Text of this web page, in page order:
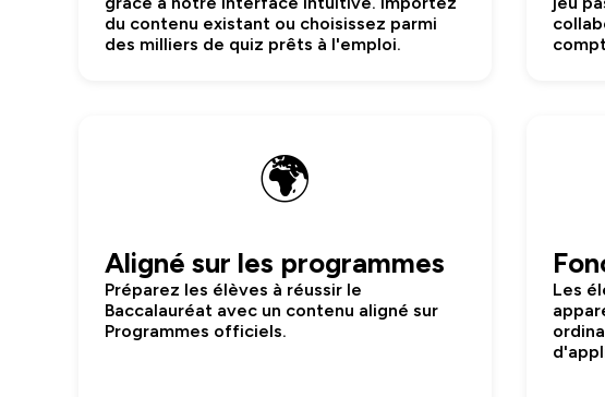
du contenu existant ou choisissez parmi
des milliers de quiz prêts à l'emploi.
🌍
Aligné sur les programmes
Préparez les élèves à réussir le
Baccalauréat avec un contenu aligné sur
Programmes officiels.
Les